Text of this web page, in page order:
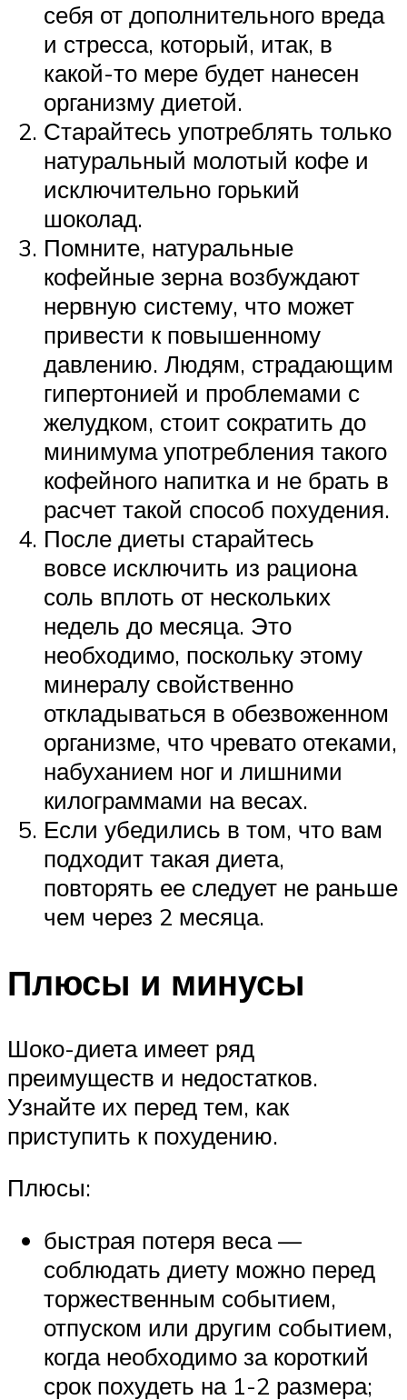
себя от дополнительного вреда
и стресса, который, итак, в
какой-то мере будет нанесен
организму диетой.
Старайтесь употреблять только
натуральный молотый кофе и
исключительно горький
шоколад.
Помните, натуральные
кофейные зерна возбуждают
нервную систему, что может
привести к повышенному
давлению. Людям, страдающим
гипертонией и проблемами с
желудком, стоит сократить до
минимума употребления такого
кофейного напитка и не брать в
расчет такой способ похудения.
После диеты старайтесь
вовсе исключить из рациона
соль вплоть от нескольких
недель до месяца. Это
необходимо, поскольку этому
минералу свойственно
откладываться в обезвоженном
организме, что чревато отеками,
набуханием ног и лишними
килограммами на весах.
Если убедились в том, что вам
подходит такая диета,
повторять ее следует не раньше
чем через 2 месяца.
Плюсы и минусы
Шоко-диета имеет ряд
преимуществ и недостатков.
Узнайте их перед тем, как
приступить к похудению.
Плюсы:
быстрая потеря веса —
соблюдать диету можно перед
торжественным событием,
отпуском или другим событием,
когда необходимо за короткий
срок похудеть на 1-2 размера;